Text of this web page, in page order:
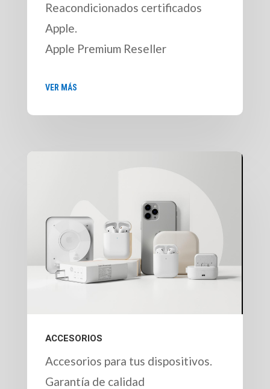
Reacondicionados certificados
Apple.
Apple Premium Reseller
VER MÁS
ACCESORIOS
Accesorios para tus dispositivos.
Garantía de calidad